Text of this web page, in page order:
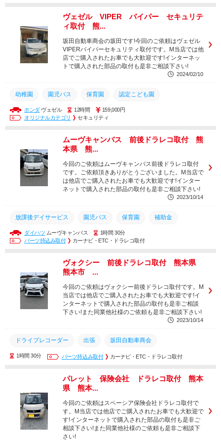
レクサス ランクル
ランクル300 ヴァイパー バイパー セキュリティ
VIPER
ヴェゼル VIPER バイパー セキュリテ
ィ取付 熊...
坂田自動車商会の坂田です!今回のご依頼はヴェゼル
VIPERバイパーセキュリティ取付です。M当店では他
店でご購入されたお車でも大歓迎です!インターネッ
トで購入された部品の取付も是非ご相談下さい!
2024/02/10
幼稚園 園児バス 保育園 認定こども園
車内置き去り防止システム 加藤電機
車内置き去り防止安全装置 デイサービス 放課後デイサービス
バイパー ヴァイパー セキュリティ 7301V VIPER
ホンダヴェゼル 12時間
159,000円
オリジナルカテゴリ
セキュリティ
ムーヴキャンバス 前後ドラレコ取付 熊
本県 熊...
今回のご依頼はムーヴキャンバス前後ドラレコ取付
です。ご依頼頂きありがとうございました。M当店で
は他店でご購入されたお車でも大歓迎です!インター
ネットで購入された部品の取付も是非ご相談下さい!
2023/10/14
放課後デイサービス 園児バス 保育園 補助金
出張作業 置き去り 認定品 BS700
車内置き去り防止システム 車内置き去り防止安全装置
デイサービス 送迎バス 坂田自動車商会 出張
ドライブレコーダー
ダイハツ ムーヴキャンバス
1時間 30分
パーツ持込み取付
カーナビ・ETC・ドラレコ取付
ヴォクシー 前後ドラレコ取付 熊本県
熊本市 ...
今回のご依頼はヴォクシー前後ドラレコ取付です。M
当店では他店でご購入されたお車でも大歓迎です!イ
ンターネットで購入された部品の取付も是非ご相談
下さい!また同業他社様のご依頼も是非ご相談下さい!
2023/10/14
ドライブレコーダー 出張 坂田自動車商会
車内置き去り防止安全装置 デイサービス 送迎バス
車内置き去り防止システム 加藤電機 認定こども園
BS700S
置き去り 出張作業 補助金 園児バス 保育園
放課後デイサービス
1時間 30分 パーツ持込み取付 カーナビ・ETC・ドラレコ取付
パレット 保険会社 ドラレコ取付 熊本
県 熊本...
今回のご依頼はスペーシア保険会社ドラレコ取付で
す。M当店では他店でご購入されたお車でも大歓迎で
す!インターネットで購入された部品の取付も是非ご
相談下さい!また同業他社様のご依頼も是非ご相談下
さい!